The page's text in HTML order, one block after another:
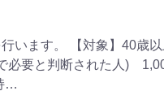
います。 【対象】40歳
必要と判断された人)
…